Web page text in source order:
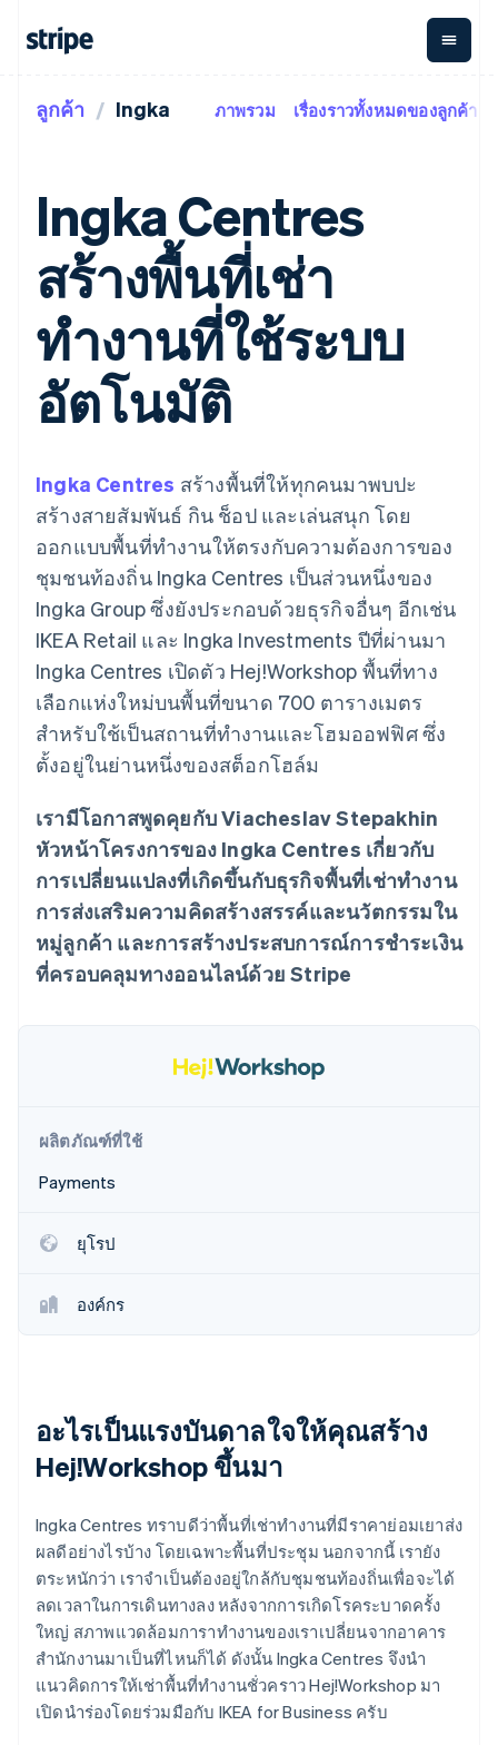
การชำระเงิน
การชำระเงิน
ออนไลน์
Payment links
การชำระเงิน
แบบไม่ต้อง
เขียนโค้ด
Checkout
UI การชำระ
เงินสำเร็จรูป
Elements
องค์ประกอบ UI
ที่ยืดหยุ่น
เข้าถึงได้
มากกว่า 125
รายการ
Authorization
Boost
ยกระดับการ
ยอมรับการ
ชำระเงิน
Link
การชำระเงินที่
รวดเร็วขึ้น
รายรับ
รายรับตาม
แบบแผนล่วง
หน้า
Metronome
การเรียกเก็บ
เงินตามการ
ใช้งาน
การชำระเงิน
ตามรอบบิล
การจัดการ
การชำระเงิน
ตามรอบบิล
Invoicing
ครั้งเดียวหรือ
คิดภาษีการ
ขายและ VAT
อัตโนมัติ
Revenue
Recognition
ระบบ
อัตโนมัติ
ทำบัญชี
Sigma
รายงานที่
ออกแบบเอง
Data
Pipeline
การซิงค์
ข้อมูล
การ
Global
Payouts
สาม
แพลตฟ
เพิ่มเติม
Product roadmap
ดูสิ่งที่กำลังจะมาถึง
Radar
การป้องกันการฉ้อโกง
AI อย่างไร
รับชมเลย
ตามขั้น
ตามกรณีใช้งาน
การค้าแบบใช้เอเจนต์
อีคอมเมิร์ซ
บริการทางการเงินที่ผสาน
รวมในตัว
การทำงานอัตโนมัติด้าน
การเงิน
มาร์เก็ตเพลส
การจัดการเงิน
แพลตฟอร์ม
SaaS
บริษัท AI
แวดวงครีเอเตอร์
เกม
การบริการ การเดินทาง
และสันทนาการ
ประกันภัย
องค์กรไม่แสวงผลกำไร
บริการเฉพาะทาง
ภาครัฐ
ธุรกิจค้าปลีก
ระบบนิเวศ
เอกสารประกอบ
ไลบรารีและ SDK
Stripe Apps
รับการชำระเงินออนไลน์
ติดตั้งใช้งานการชำระเงิน
สำเร็จรูป
สร้างแพลตฟอร์มหรือ
รอบบิล
เสนอการเรียกเก็บเงินตาม
การใช้งาน
ออกบัตรที่มีสเตเบิลคอยน์
รองรับอยู่
จัดเตรียมและจัดการ
บริการด้วยเอเจนต์
แหล่งข้อมูล
การเชื่อมต่อการทำงาน
แอป
ตัวอย่างโค้ด
สถานะ API
เรียนรู้
คู่มือ
การสนับสนุน
รับการสนับสนุน
แพ็กเกจการสนับสนุนที่ได้
รับการจัดการ
บริการเฉพาะทาง
บริษัท
แผนงานผลิตภัณฑ์
การประชุมประจำปีแบบ
เซสชัน
ตำแหน่งงาน
ห้องข่าว
Stripe Press
การติดต่อ
ติดต่อฝ่ายขาย
สมัครเป็นพาร์ทเนอร์
ลูกค้า Ingka ภาพรวม เรื่องราวทั้งหมดของลูกค้า
Ingka Centres
สร้างพื้นที่เช่า
ทำงานที่ใช้ระบบ
อัตโนมัติ
Ingka Centres สร้างพื้นที่ให้ทุกคนมาพบปะ
สร้างสายสัมพันธ์ กิน ช็อป และเล่นสนุก โดย
ออกแบบพื้นที่ทำงานให้ตรงกับความต้องการของ
ชุมชนท้องถิ่น Ingka Centres เป็นส่วนหนึ่งของ
Ingka Group ซึ่งยังประกอบด้วยธุรกิจอื่นๆ อีกเช่น
IKEA Retail และ Ingka Investments ปีที่ผ่านมา
Ingka Centres เปิดตัว Hej!Workshop พื้นที่ทาง
เลือกแห่งใหม่บนพื้นที่ขนาด 700 ตารางเมตร
สำหรับใช้เป็นสถานที่ทำงานและโฮมออฟฟิศ ซึ่ง
ตั้งอยู่ในย่านหนึ่งของสต็อกโฮล์ม
เรามีโอกาสพูดคุยกับ Viacheslav Stepakhin
หัวหน้าโครงการของ Ingka Centres เกี่ยวกับ
การเปลี่ยนแปลงที่เกิดขึ้นกับธุรกิจพื้นที่เช่าทำงาน
การส่งเสริมความคิดสร้างสรรค์และนวัตกรรมใน
หมู่ลูกค้า และการสร้างประสบการณ์การชำระเงิน
ที่ครอบคลุมทางออนไลน์ด้วย Stripe
ผลิตภัณฑ์ที่ใช้
Payments
ยุโรป
องค์กร
อะไรเป็นแรงบันดาลใจให้คุณสร้าง
Hej!Workshop ขึ้นมา
Ingka Centres ทราบดีว่าพื้นที่เช่าทำงานที่มีราคาย่อมเยาส่ง
ผลดีอย่างไรบ้าง โดยเฉพาะพื้นที่ประชุม นอกจากนี้ เรายัง
ตระหนักว่า เราจำเป็นต้องอยู่ใกล้กับชุมชนท้องถิ่นเพื่อจะได้
ลดเวลาในการเดินทางลง หลังจากการเกิดโรคระบาดครั้ง
ใหญ่ สภาพแวดล้อมการาทำงานของเราเปลี่ยนจากอาคาร
สำนักงานมาเป็นที่ไหนก็ได้ ดังนั้น Ingka Centres จึงนำ
แนวคิดการให้เช่าพื้นที่ทำงานชั่วคราว Hej!Workshop มา
เปิดนำร่องโดยร่วมมือกับ IKEA for Business ครับ